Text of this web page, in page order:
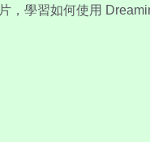
，學習如何使用